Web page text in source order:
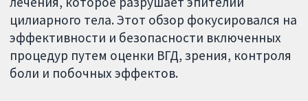
цилиарного тела. Этот обзор фокусировался на
эффективности и безопасности включенных
процедур путем оценки ВГД, зрения, контроля
боли и побочных эффектов.